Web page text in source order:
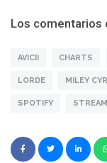
Los comentarios
AVICII CHARTS
LORDE MILEY
SPOTIFY